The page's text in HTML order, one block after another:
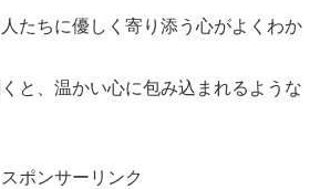
たちに優しく寄り添う心がよくわか
と、温かい心に包み込まれるような
スポンサーリンク